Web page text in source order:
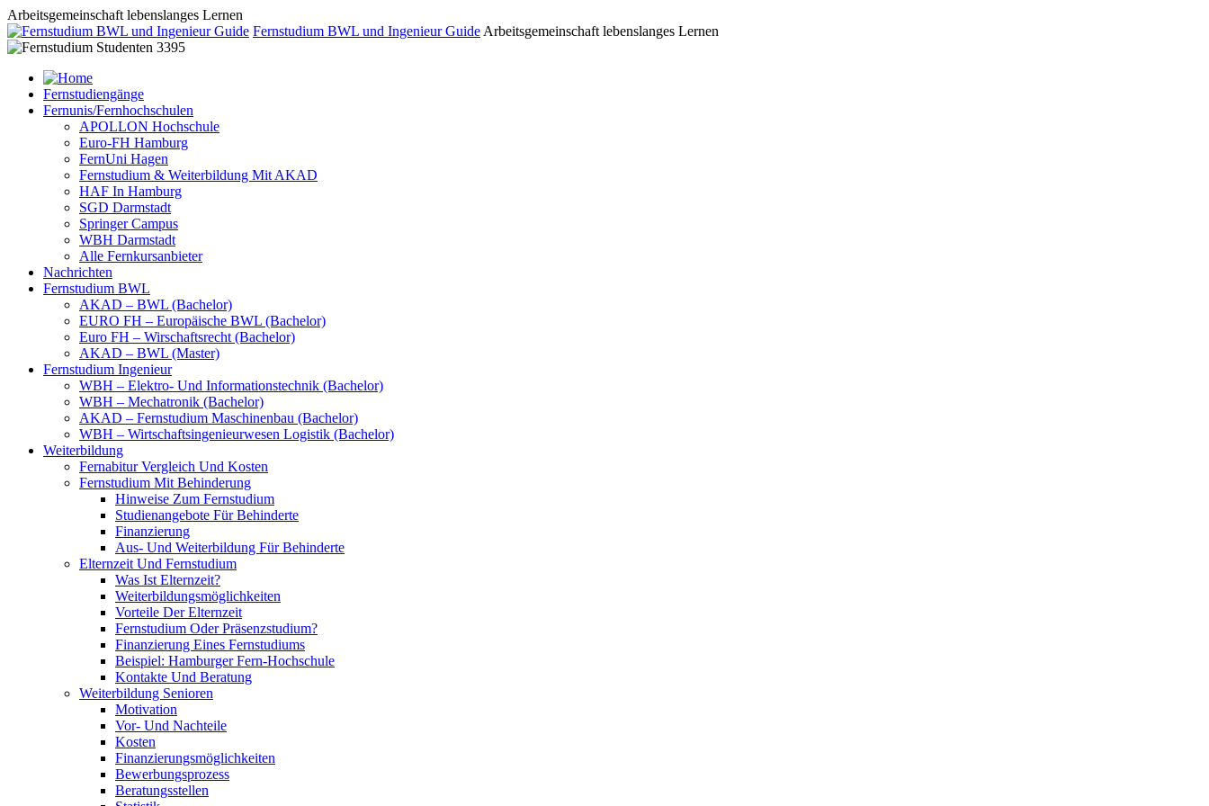
Arbeitsgemeinschaft lebenslanges Lernen
Fernstudium BWL und Ingenieur Guide Arbeitsgemeinschaft lebenslanges Lernen
Fernstudiengänge
Fernunis/Fernhochschulen
APOLLON Hochschule
Euro-FH Hamburg
FernUni Hagen
Fernstudium & Weiterbildung Mit AKAD
HAF In Hamburg
SGD Darmstadt
Springer Campus
WBH Darmstadt
Alle Fernkursanbieter
Nachrichten
Fernstudium BWL
AKAD – BWL (Bachelor)
EURO FH – Europäische BWL (Bachelor)
Euro FH – Wirschaftsrecht (Bachelor)
AKAD – BWL (Master)
Fernstudium Ingenieur
WBH – Elektro- Und Informationstechnik (Bachelor)
WBH – Mechatronik (Bachelor)
AKAD – Fernstudium Maschinenbau (Bachelor)
WBH – Wirtschaftsingenieurwesen Logistik (Bachelor)
Weiterbildung
Fernabitur Vergleich Und Kosten
Fernstudium Mit Behinderung
Hinweise Zum Fernstudium
Studienangebote Für Behinderte
Finanzierung
Aus- Und Weiterbildung Für Behinderte
Elternzeit Und Fernstudium
Was Ist Elternzeit?
Weiterbildungsmöglichkeiten
Vorteile Der Elternzeit
Fernstudium Oder Präsenzstudium?
Finanzierung Eines Fernstudiums
Beispiel: Hamburger Fern-Hochschule
Kontakte Und Beratung
Weiterbildung Senioren
Motivation
Vor- Und Nachteile
Kosten
Finanzierungsmöglichkeiten
Bewerbungsprozess
Beratungsstellen